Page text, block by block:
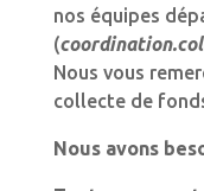
nos équipes
(
Nous vous
collecte de
Nous avons